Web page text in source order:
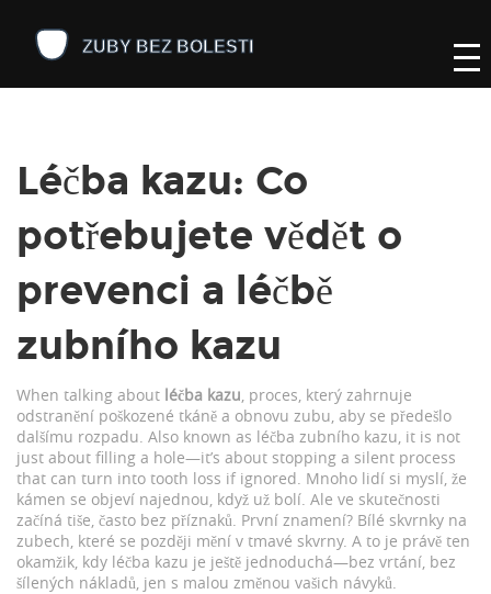
Léčba kazu: Co
potřebujete vědět o
prevenci a léčbě
zubního kazu
When talking about léčba kazu, proces, který zahrnuje
odstranění poškozené tkáně a obnovu zubu, aby se předešlo
dalšímu rozpadu. Also known as léčba zubního kazu, it is not
just about filling a hole—it’s about stopping a silent process
that can turn into tooth loss if ignored. Mnoho lidí si myslí, že
kámen se objeví najednou, když už bolí. Ale ve skutečnosti
začíná tiše, často bez příznaků. První znamení? Bílé skvrnky na
zubech, které se později mění v tmavé skvrny. A to je právě ten
okamžik, kdy léčba kazu je ještě jednoduchá—bez vrtání, bez
šílených nákladů, jen s malou změnou vašich návyků.